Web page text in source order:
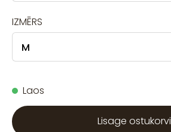
IZMĒRS
Laos
Lisage ostukorvi